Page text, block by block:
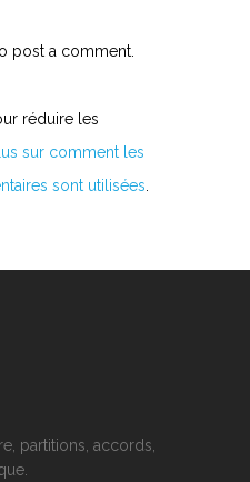
post a comment.
réduire les
sur comment les
sont utilisées
partitions, accords,